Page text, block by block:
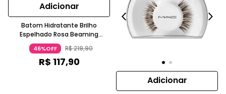
Adicionar
Batom Hidratante Brilho
Espelhado Rosa Beaming
Strawberry Revlon 4g
46%OFF R$219,90
R$ 117,90
Adicionar